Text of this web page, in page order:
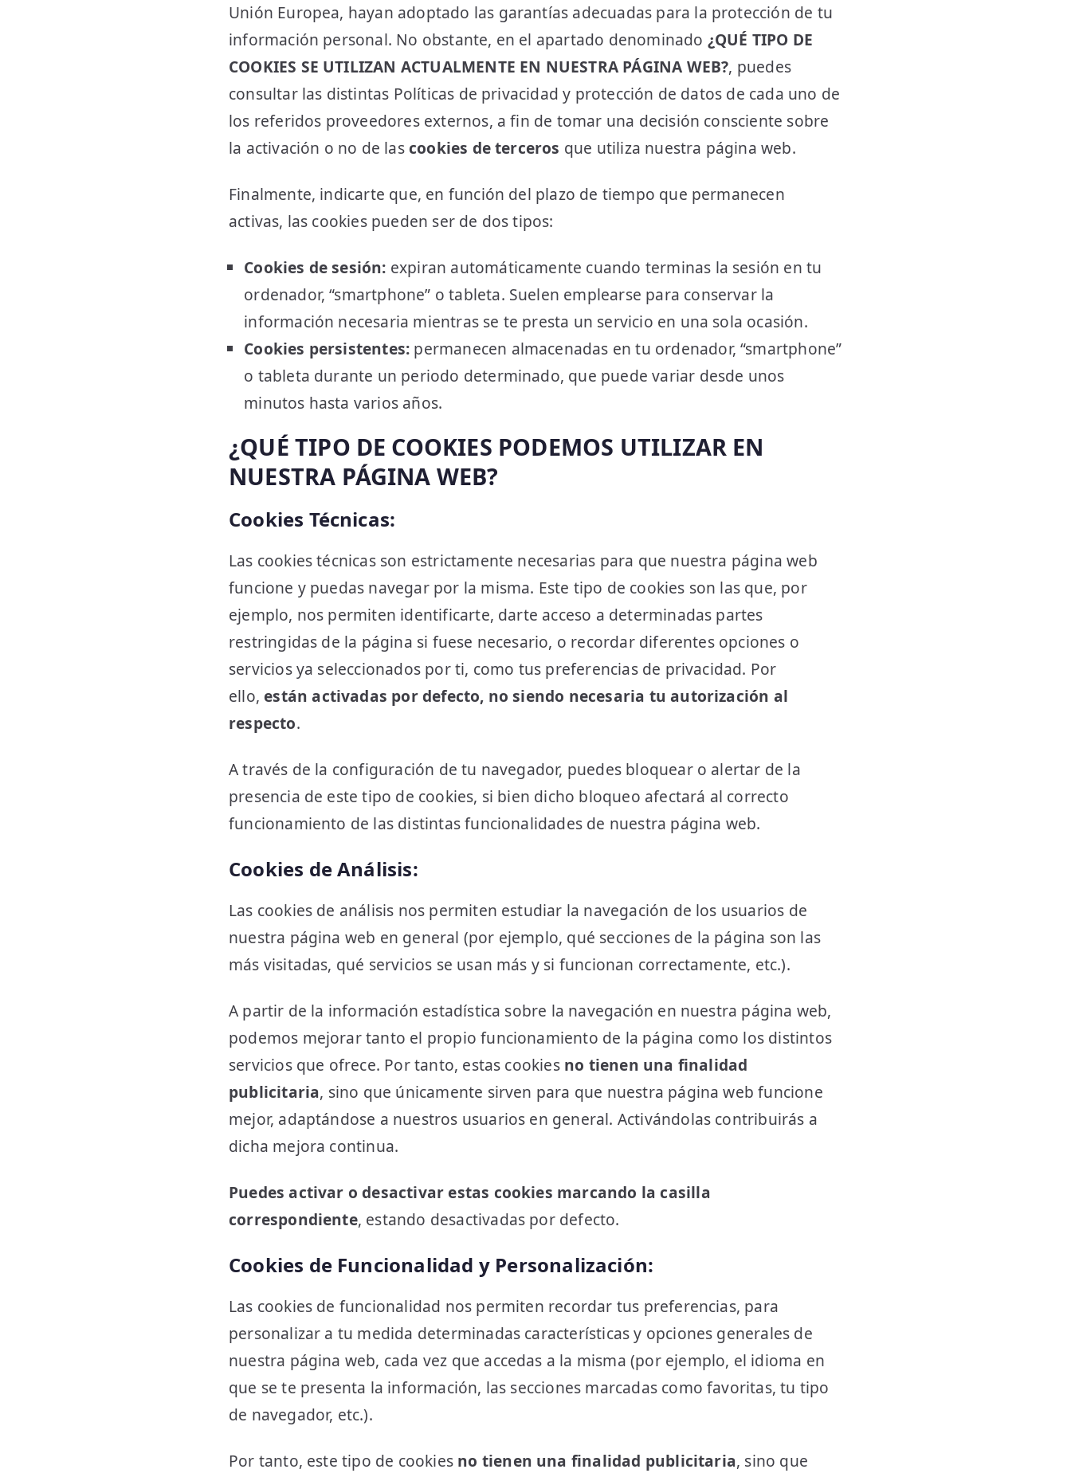
Unión Europea, hayan adoptado las garantías adecuadas para la protección de tu
información personal. No obstante, en el apartado denominado ¿QUÉ TIPO DE
COOKIES SE UTILIZAN ACTUALMENTE EN NUESTRA PÁGINA WEB?, puedes
consultar las distintas Políticas de privacidad y protección de datos de cada uno de
los referidos proveedores externos, a fin de tomar una decisión consciente sobre
la activación o no de lascookies de terceros que utiliza nuestra página web.
Finalmente, indicarte que, en función del plazo de tiempo que permanecen
activas, las cookies pueden ser de dos tipos:
Cookies de sesión: expiran automáticamente cuando terminas la sesión en tu
ordenador, “smartphone” o tableta. Suelen emplearse para conservar la
información necesaria mientras se te presta un servicio en una sola ocasión.
Cookies persistentes: permanecen almacenadas en tu ordenador, “smartphone”
o tableta durante un periodo determinado, que puede variar desde unos
minutos hasta varios años.
¿QUÉ TIPO DE COOKIES PODEMOS UTILIZAR EN
NUESTRA PÁGINA WEB?
Cookies Técnicas:
Las cookies técnicas son estrictamente necesarias para que nuestra página web
funcione y puedas navegar por la misma. Este tipo de cookies son las que, por
ejemplo, nos permiten identificarte, darte acceso a determinadas partes
restringidas de la página si fuese necesario, o recordar diferentes opciones o
servicios ya seleccionados por ti, como tus preferencias de privacidad. Por
ello, están activadas por defecto, no siendo necesaria tu autorización al
respecto.
A través de la configuración de tu navegador, puedes bloquear o alertar de la
presencia de este tipo de cookies, si bien dicho bloqueo afectará al correcto
funcionamiento de las distintas funcionalidades de nuestra página web.
Cookies de Análisis:
Las cookies de análisis nos permiten estudiar la navegación de los usuarios de
nuestra página web en general (por ejemplo, qué secciones de la página son las
más visitadas, qué servicios se usan más y si funcionan correctamente, etc.).
A partir de la información estadística sobre la navegación en nuestra página web,
podemos mejorar tanto el propio funcionamiento de la página como los distintos
servicios que ofrece. Por tanto, estas cookies no tienen una finalidad
publicitaria, sino que únicamente sirven para que nuestra página web funcione
mejor, adaptándose a nuestros usuarios en general. Activándolas contribuirás a
dicha mejora continua.
Puedes activar o desactivar estas cookies marcando la casilla
correspondiente, estando desactivadas por defecto.
Cookies de Funcionalidad y Personalización:
Las cookies de funcionalidad nos permiten recordar tus preferencias, para
personalizar a tu medida determinadas características y opciones generales de
nuestra página web, cada vez que accedas a la misma (por ejemplo, el idioma en
que se te presenta la información, las secciones marcadas como favoritas, tu tipo
de navegador, etc.).
Por tanto, este tipo de cookies no tienen una finalidad publicitaria, sino que